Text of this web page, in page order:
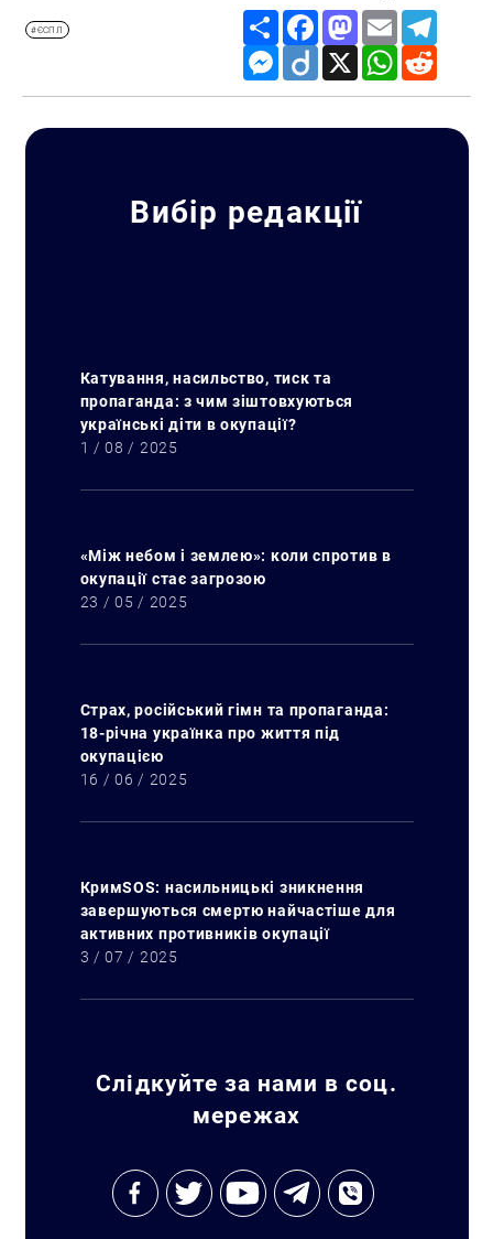
#ЄСПЛ
Share FacebookMastodon
Email
Messenger
Diigo X WhatsApp
Вибір редакції
Катування, насильство, тиск та
пропаганда: з чим зіштовхуються
українські діти в окупації?
1 / 08 / 2025
«Між небом і землею»: коли спротив в
окупації стає загрозою
23 / 05 / 2025
Страх, російський гімн та пропаганда:
18-річна українка про життя під
окупацією
16 / 06 / 2025
КримSOS: насильницькі зникнення
завершуються смертю найчастіше для
активних противників окупації
3 / 07 / 2025
Слідкуйте за нами в соц.
мережах